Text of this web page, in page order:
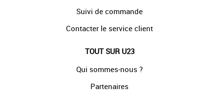
Suivi de commande
Contacter le service client
TOUT SUR U23
Qui sommes-nous ?
Partenaires